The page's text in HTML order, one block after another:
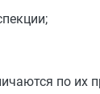
по их